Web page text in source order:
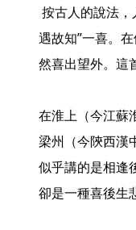
遇故知”一喜。
然喜出望外。這
在淮上（今江蘇
梁州（今陝西漢
似乎講的是相逢
卻是一種喜後生